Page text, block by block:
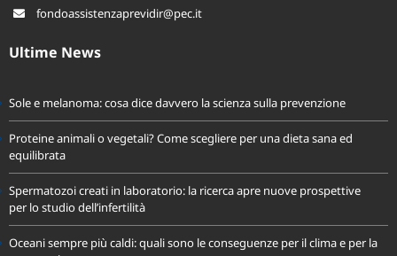
fondo.assistenza@previdir.it
Sole e melanoma: cosa dice davvero la scienza sulla prevenzione
Proteine animali o vegetali? Come scegliere per una dieta sana ed
equilibrata
Spermatozoi creati in laboratorio: la ricerca apre nuove prospettive
per lo studio dell’infertilità